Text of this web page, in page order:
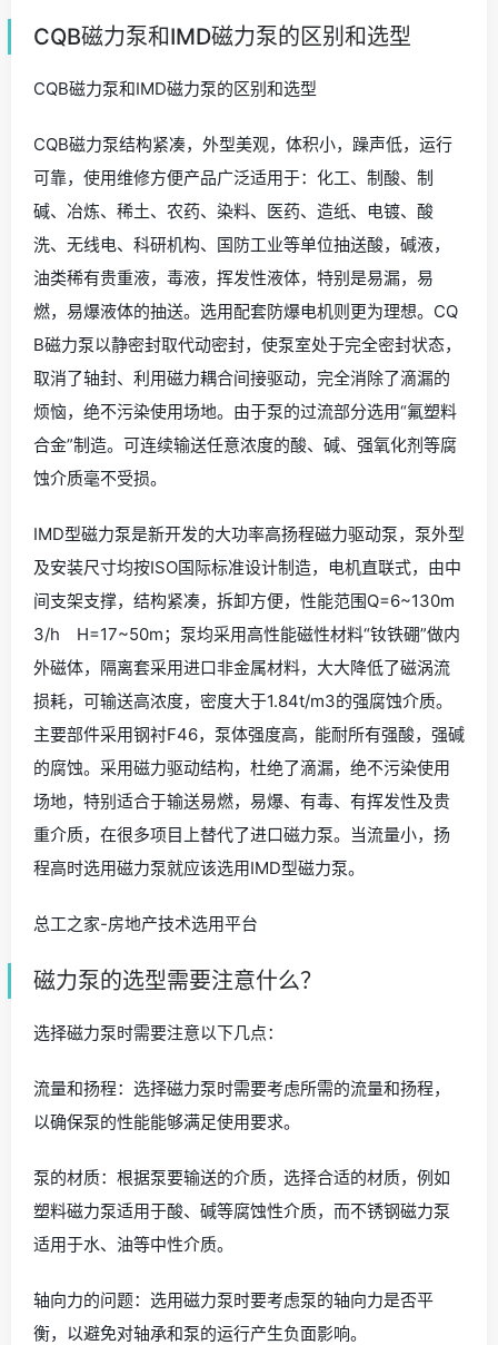
CQB磁力泵和IMD磁力泵的区别和选型
CQB磁力泵和IMD磁力泵的区别和选型
CQB磁力泵结构紧凑，外型美观，体积小，躁声低，运行
可靠，使用维修方便产品广泛适用于：化工、制酸、制
碱、冶炼、稀土、农药、染料、医药、造纸、电镀、酸
洗、无线电、科研机构、国防工业等单位抽送酸，碱液，
油类稀有贵重液，毒液，挥发性液体，特别是易漏，易
燃，易爆液体的抽送。选用配套防爆电机则更为理想。CQ
B磁力泵以静密封取代动密封，使泵室处于完全密封状态，
取消了轴封、利用磁力耦合间接驱动，完全消除了滴漏的
烦恼，绝不污染使用场地。由于泵的过流部分选用“氟塑料
合金”制造。可连续输送任意浓度的酸、碱、强氧化剂等腐
蚀介质毫不受损。
IMD型磁力泵是新开发的大功率高扬程磁力驱动泵，泵外型
及安装尺寸均按ISO国际标准设计制造，电机直联式，由中
间支架支撑，结构紧凑，拆卸方便，性能范围Q=6~130m
3/h H=17~50m；泵均采用高性能磁性材料“钕铁硼”做内
外磁体，隔离套采用进口非金属材料，大大降低了磁涡流
损耗，可输送高浓度，密度大于1.84t/m3的强腐蚀介质。
主要部件采用钢衬F46，泵体强度高，能耐所有强酸，强碱
的腐蚀。采用磁力驱动结构，杜绝了滴漏，绝不污染使用
场地，特别适合于输送易燃，易爆、有毒、有挥发性及贵
重介质，在很多项目上替代了进口磁力泵。当流量小，扬
程高时选用磁力泵就应该选用IMD型磁力泵。
总工之家-房地产技术选用平台
磁力泵的选型需要注意什么？
选择磁力泵时需要注意以下几点：
流量和扬程：选择磁力泵时需要考虑所需的流量和扬程，
以确保泵的性能能够满足使用要求。
泵的材质：根据泵要输送的介质，选择合适的材质，例如
塑料磁力泵适用于酸、碱等腐蚀性介质，而不锈钢磁力泵
适用于水、油等中性介质。
轴向力的问题：选用磁力泵时要考虑泵的轴向力是否平
衡，以避免对轴承和泵的运行产生负面影响。